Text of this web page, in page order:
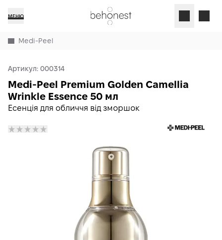
МЕНЮ
Medi-Peel
Артикул: 000314
Есенція для обличчя від зморшок
Medi-Peel Premium Golden Camellia
Wrinkle Essence 50 мл